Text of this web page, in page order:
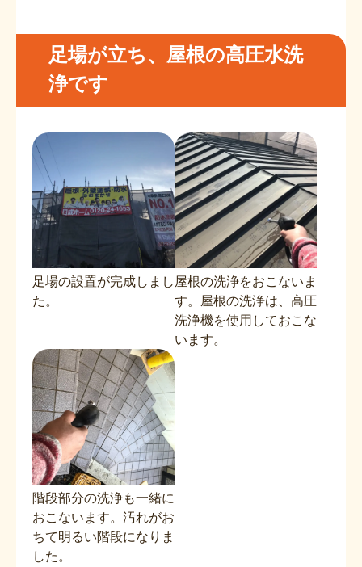
足場が立ち、屋根の高圧水洗
浄です
足場の設置が完成しまし
た。
屋根の洗浄をおこないま
す。屋根の洗浄は、高圧
洗浄機を使用しておこな
います。
階段部分の洗浄も一緒に
おこないます。汚れがお
ちて明るい階段になりま
した。